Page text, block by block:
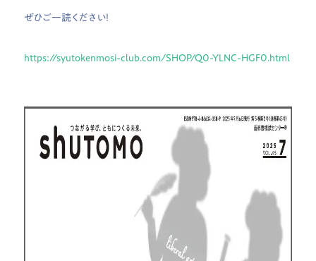
ぜひご一読ください！
https://syutokenmosi-club.com/SHOP/Q0-YLNC-HGF0.html